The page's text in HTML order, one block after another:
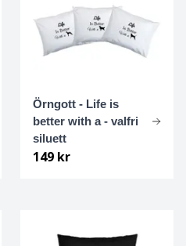
Örngott - Life is
better with a - valfri
siluett
149 kr